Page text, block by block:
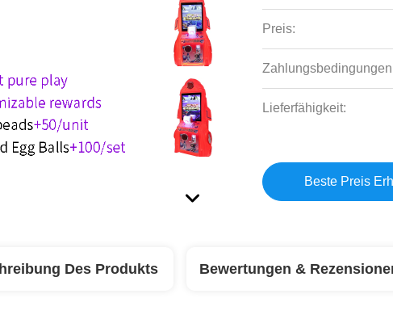
Preis:
Lieferfähigkeit:
Beste Preis
Des Produkts Bewertungen &